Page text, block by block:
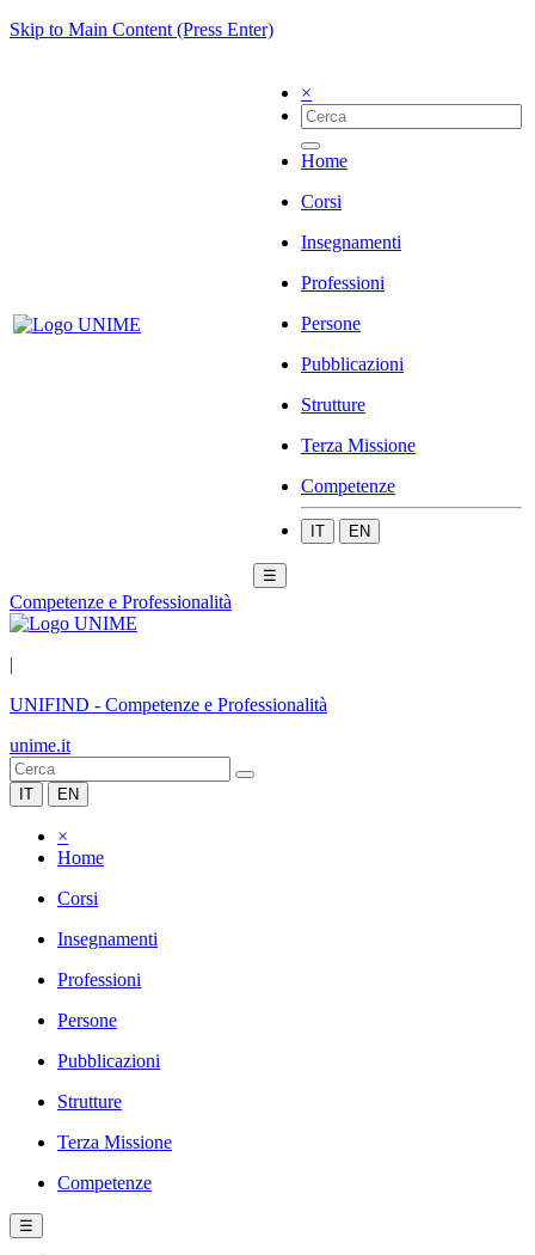
Skip to Main Content (Press Enter)
×
Home
Corsi
Insegnamenti
Professioni
Persone
Pubblicazioni
Strutture
Terza Missione
Competenze
IT EN
☰
Competenze e Professionalità
|
UNIFIND - Competenze e Professionalità
unime.it
IT EN
×
Home
Corsi
Insegnamenti
Professioni
Persone
Pubblicazioni
Strutture
Terza Missione
Competenze
☰